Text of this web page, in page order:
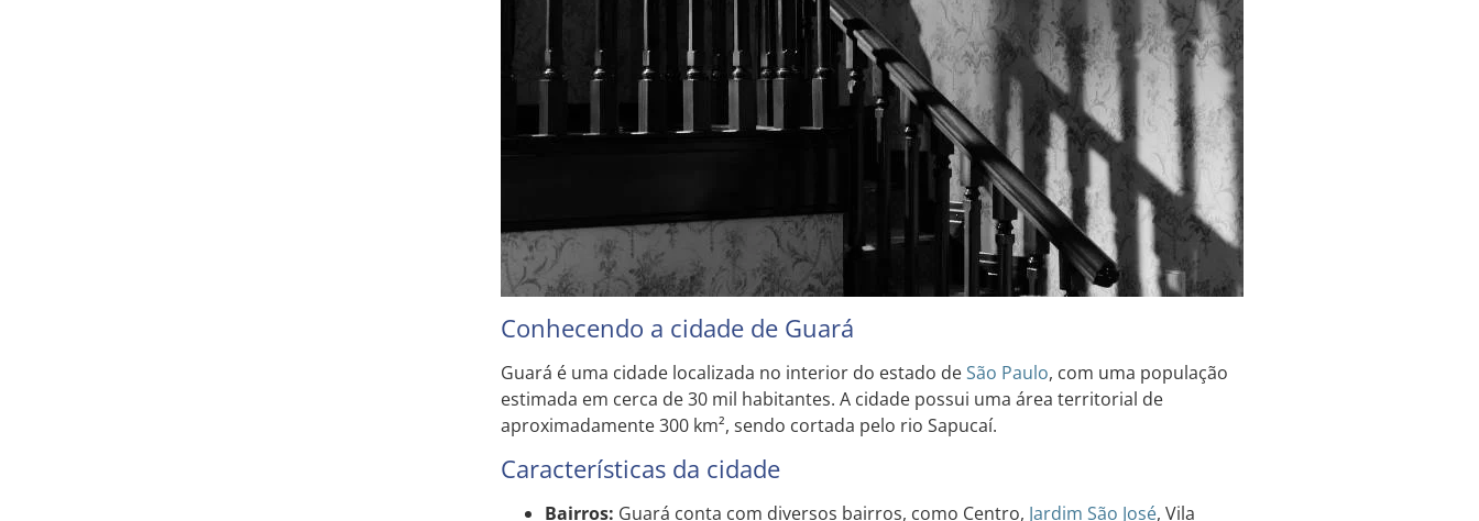
Conhecendo a cidade de Guará
Guará é uma cidade localizada no interior do estado deSão Paulo, com uma população
estimada em cerca de 30 mil habitantes. A cidade possui uma área territorial de
aproximadamente 300 km², sendo cortada pelo rio Sapucaí.
Características da cidade
Bairros: Guará conta com diversos bairros, como Centro, Jardim São José, Vila